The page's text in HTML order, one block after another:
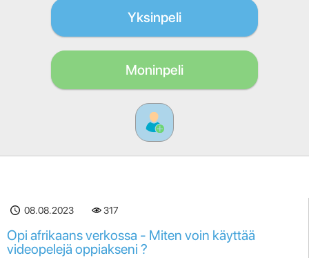
Yksinpeli
Moninpeli
08.08.2023 317
Opi afrikaans verkossa - Miten voin käyttää
videopelejä oppiakseni ?